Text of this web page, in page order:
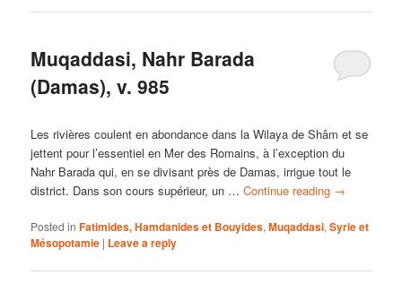
Muqaddasi, Nahr Barada
(Damas), v. 985
Les rivières coulent en abondance dans la Wilaya de Shâm et se
jettent pour l’essentiel en Mer des Romains, à l’exception du
Nahr Barada qui, en se divisant près de Damas, irrigue tout le
district. Dans son cours supérieur, un …Continue reading →
Posted in Fatimides, Hamdanides et Bouyides,Muqaddasi,Syrie et
Mésopotamie | Leave a reply